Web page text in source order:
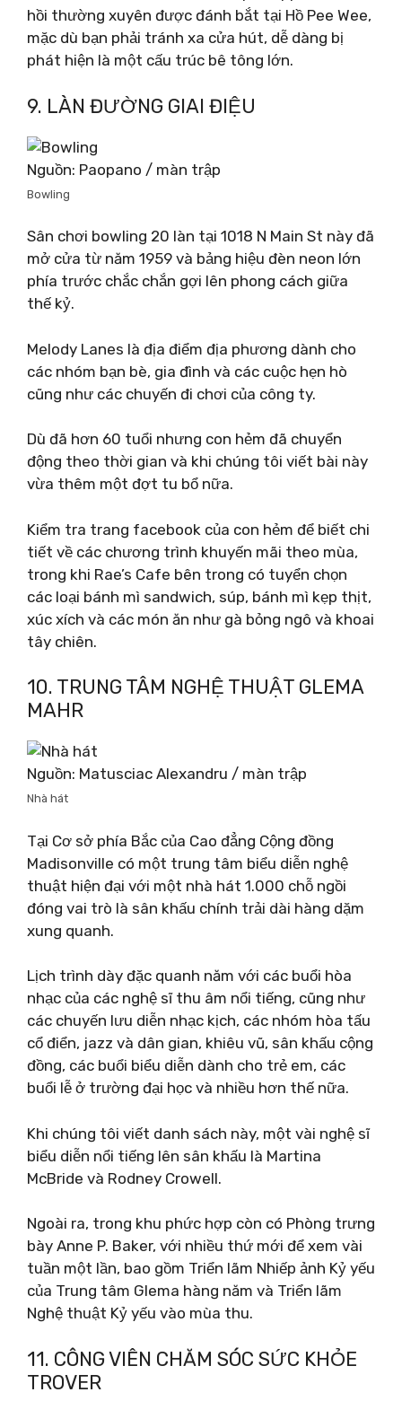
hồi thường xuyên được đánh bắt tại Hồ Pee Wee,
mặc dù bạn phải tránh xa cửa hút, dễ dàng bị
phát hiện là một cấu trúc bê tông lớn.
9. LÀN ĐƯỜNG GIAI ĐIỆU
Nguồn: Paopano / màn trập
Bowling
Sân chơi bowling 20 làn tại 1018 N Main St này đã
mở cửa từ năm 1959 và bảng hiệu đèn neon lớn
phía trước chắc chắn gợi lên phong cách giữa
thế kỷ.
Melody Lanes là địa điểm địa phương dành cho
các nhóm bạn bè, gia đình và các cuộc hẹn hò
cũng như các chuyến đi chơi của công ty.
Dù đã hơn 60 tuổi nhưng con hẻm đã chuyển
động theo thời gian và khi chúng tôi viết bài này
vừa thêm một đợt tu bổ nữa.
Kiểm tra trang facebook của con hẻm để biết chi
tiết về các chương trình khuyến mãi theo mùa,
trong khi Rae’s Cafe bên trong có tuyển chọn
các loại bánh mì sandwich, súp, bánh mì kẹp thịt,
xúc xích và các món ăn như gà bỏng ngô và khoai
tây chiên.
10. TRUNG TÂM NGHỆ THUẬT GLEMA
MAHR
Nguồn: Matusciac Alexandru / màn trập
Nhà hát
Tại Cơ sở phía Bắc của Cao đẳng Cộng đồng
Madisonville có một trung tâm biểu diễn nghệ
thuật hiện đại với một nhà hát 1.000 chỗ ngồi
đóng vai trò là sân khấu chính trải dài hàng dặm
xung quanh.
Lịch trình dày đặc quanh năm với các buổi hòa
nhạc của các nghệ sĩ thu âm nổi tiếng, cũng như
các chuyến lưu diễn nhạc kịch, các nhóm hòa tấu
cổ điển, jazz và dân gian, khiêu vũ, sân khấu cộng
đồng, các buổi biểu diễn dành cho trẻ em, các
buổi lễ ở trường đại học và nhiều hơn thế nữa.
Khi chúng tôi viết danh sách này, một vài nghệ sĩ
biểu diễn nổi tiếng lên sân khấu là Martina
McBride và Rodney Crowell.
Ngoài ra, trong khu phức hợp còn có Phòng trưng
bày Anne P. Baker, với nhiều thứ mới để xem vài
tuần một lần, bao gồm Triển lãm Nhiếp ảnh Kỷ yếu
của Trung tâm Glema hàng năm và Triển lãm
Nghệ thuật Kỷ yếu vào mùa thu.
11. CÔNG VIÊN CHĂM SÓC SỨC KHỎE
TROVER